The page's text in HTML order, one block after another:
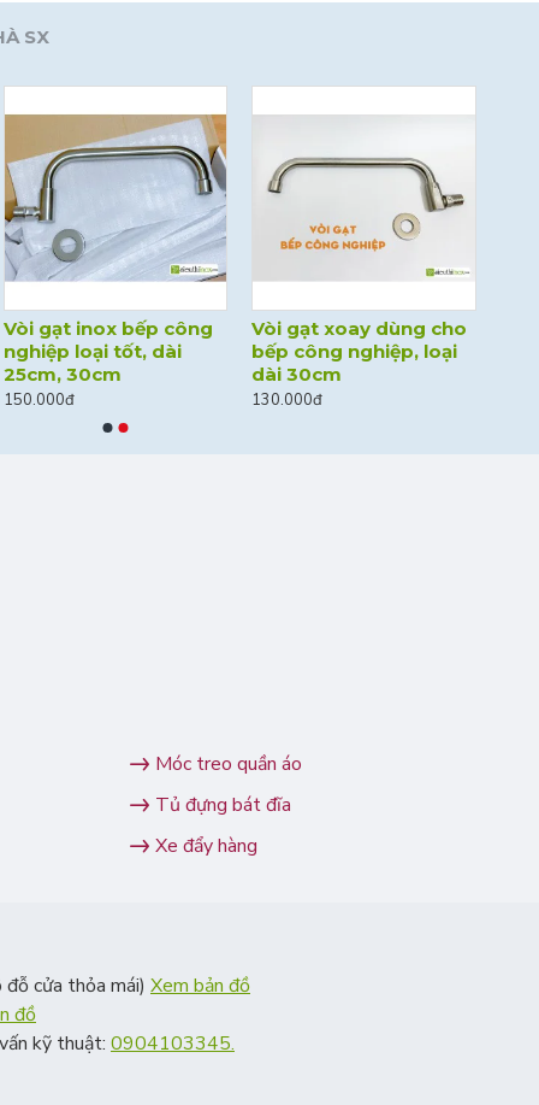
SX
Vòi gạt inox bếp công
nghiệp loại tốt, dài
25cm, 30cm
150.000đ
Vòi gạt xoay dùng cho
bếp công nghiệp, loại
dài 30cm
130.000đ
Móc treo quần áo
Tủ đựng bát đĩa
Xe đẩy hàng
cửa thỏa mái) Xem bản đồ
đồ
kỹ thuật: 0904103345.